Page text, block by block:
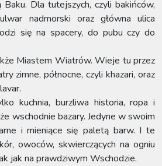
Baku. Dla tutejszych, czyli bakińców,
nadmorski oraz główna ulica
się na spacery, do pubu czy do
Miastem Wiatrów. Wieje tu przez
zimne, północne, czyli khazari, oraz
kuchnia, burzliwa historia, ropa i
wschodnie bazary. Jedyne w swoim
i mieniące się paletą barw. I te
owoców, skwierczących na ogniu
jak na prawdziwym Wschodzie.